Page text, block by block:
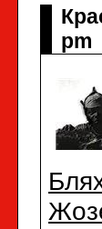
pm